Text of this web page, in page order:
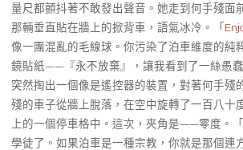
量尺都顫抖著不敢發出聲音。她走到何手殘面
那輛垂直貼在牆上的掀背車，語氣冰冷。「
像一團混亂的毛線球。你污染了泊車維度的純
鏡貼紙——『永不放棄』，讓我看到了一絲愚
突然掏出一個像是遙控器的裝置，對著何手殘
殘的車子從牆上脫落，在空中旋轉了一百八十
上的一個停車格中。這次，夾角是——零度。
學徒了。如果泊車是一種宗教，你就是那個連